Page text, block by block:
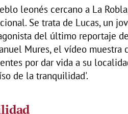
leonés cercano a La
Se trata de Lucas, un
del último reportaje
Mures, el vídeo muestra
por dar vida a su
de la tranquilidad'.